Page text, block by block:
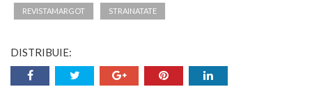
REVISTAMARGOT STRAINATATE
DISTRIBUIE: